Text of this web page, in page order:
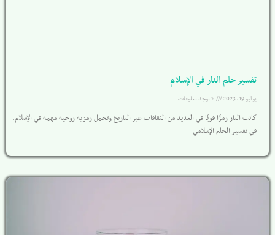
تفسير حلم النار في الإسلام
يوليو 19, 2023 لا توجد تعليقات
كانت النار رمزًا قويًا في العديد من الثقافات عبر التاريخ وتحمل رمزية روحية مهمة في الإسلام.
في تفسير الحلم الإسلامي